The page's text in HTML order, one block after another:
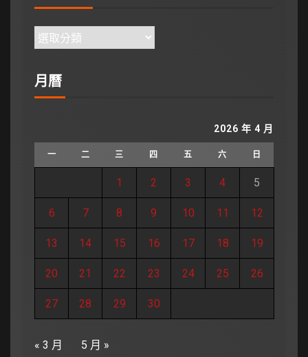
月曆
2026 年 4 月
一 二 三 四 五 六 日
1 2 3 4 5
6 7 8 9 10 11 12
13 14 15 16 17 18 19
20 21 22 23 24 25 26
27 28 29 30
« 3 月 5 月 »